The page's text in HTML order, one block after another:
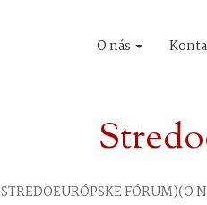
O nás
STREDOEURÓPSKE FÓRUM)(O